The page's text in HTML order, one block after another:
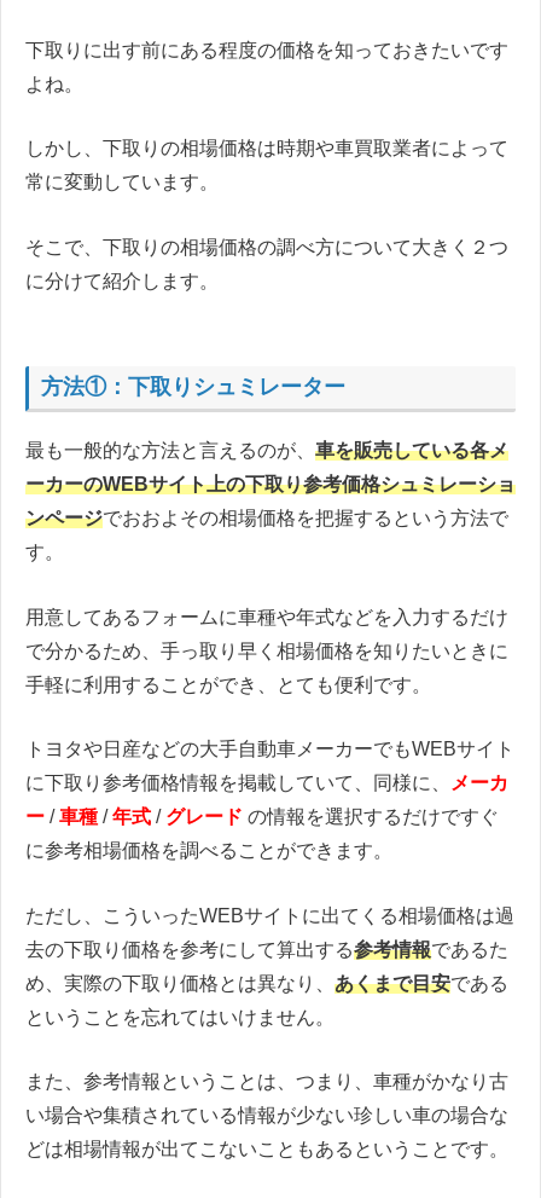
下取りに出す前にある程度の価格を知っておきたいです
よね。
しかし、下取りの相場価格は時期や車買取業者によって
常に変動しています。
そこで、下取りの相場価格の調べ方について大きく２つ
に分けて紹介します。
方法①：下取りシュミレーター
最も一般的な方法と言えるのが、 車を販売している各メ
ーカーのWEBサイト上の下取り参考価格シュミレーショ
ンページでおおよその相場価格を把握するという方法で
す。
用意してあるフォームに車種や年式などを入力するだけ
で分かるため、手っ取り早く相場価格を知りたいときに
手軽に利用することができ、とても便利です。
トヨタや日産などの大手自動車メーカーでもWEBサイト
に下取り参考価格情報を掲載していて、同様に、
メーカ
ー /車種 /年式 / グレード の情報を選択するだけですぐ
に参考相場価格を調べることができます。
ただし、こういったWEBサイトに出てくる相場価格は過
去の下取り価格を参考にして算出する参考情報であるた
め、実際の下取り価格とは異なり、 あくまで目安である
ということを忘れてはいけません。
また、参考情報ということは、つまり、車種がかなり古
い場合や集積されている情報が少ない珍しい車の場合な
どは相場情報が出てこないこともあるということです。